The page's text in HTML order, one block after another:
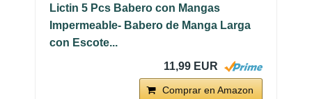
Lictin 5 Pcs Babero con Mangas
Impermeable- Babero de Manga Larga
con Escote...
11,99 EUR
Comprar en Amazon